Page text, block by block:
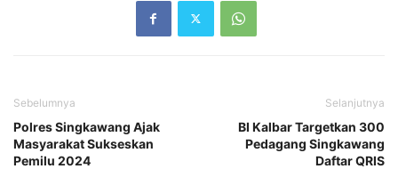
Sebelumnya
Polres Singkawang Ajak
Masyarakat Sukseskan
Pemilu 2024
Selanjutnya
BI Kalbar Targetkan 300
Pedagang Singkawang
Daftar QRIS